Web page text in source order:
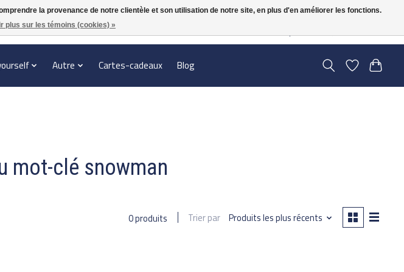
FR S’inscrire / Se connecter
Autre Cartes-cadeaux Blog
mot-clé snowman
0 produits Trier par Produits les plus récents
la provenance de notre clientèle et son utilisation de notre site, en plus d'en améliorer les fonctions.
plus sur les témoins (cookies) »